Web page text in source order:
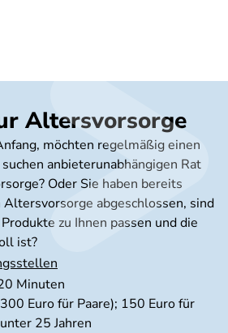
Altersvorsorge
möchten regelmäßig einen
anbieterunabhängigen Rat
Oder Sie haben bereits
abgeschlossen, sind
zu Ihnen passen und die
ist?
Minuten
Euro für Paare); 150 Euro für
25 Jahren